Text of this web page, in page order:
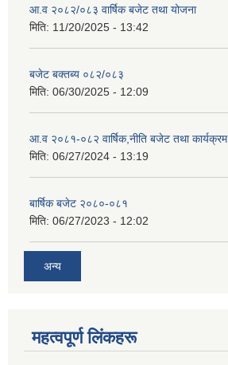
आ.व २०८२/०८३ वार्षिक बजेट तथा योजना
मिति: 11/20/2025 - 13:42
बजेट बक्तब्य ०८२/०८३
मिति: 06/30/2025 - 12:09
आ.व २०८१-०८२ वार्षिक,नीति बजेट तथा कार्यक्रम
मिति: 06/27/2024 - 13:19
बार्षिक बजेट २०८०-०८१
मिति: 06/27/2023 - 12:02
अन्य
महत्वपूर्ण लिंकहरू